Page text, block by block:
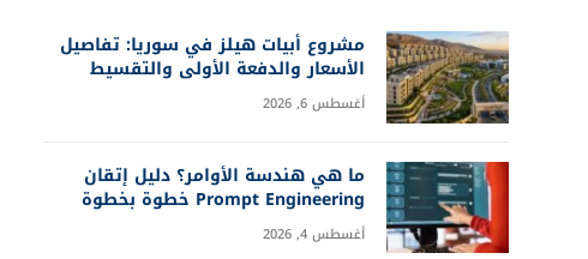
مشروع أبيات هيلز في سوريا: تفاصيل
الأسعار والدفعة الأولى والتقسيط
أغسطس 6, 2026
ما هي هندسة الأوامر؟ دليل إتقان
Prompt Engineering خطوة بخطوة
أغسطس 4, 2026